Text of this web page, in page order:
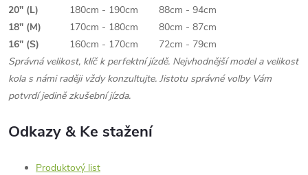
20" (L)
180cm - 190cm
88cm - 94cm
18" (M)
170cm - 180cm
80cm - 87cm
16" (S)
160cm - 170cm
72cm - 79cm
Správná velikost, klíč k perfektní jízdě. Nejvhodnější model a velikost
kola s námi raději vždy konzultujte. Jistotu správné volby Vám
potvrdí jedině zkušební jízda.
Odkazy & Ke stažení
Produktový list